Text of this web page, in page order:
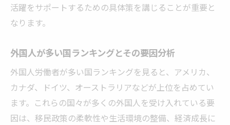
活躍をサポートするための具体策を講じることが重要と
なります。
外国人が多い国ランキングとその要因分析
外国人労働者が多い国ランキングを見ると、アメリカ、
カナダ、ドイツ、オーストラリアなどが上位を占めてい
ます。これらの国々が多くの外国人を受け入れている要
因は、移民政策の柔軟性や生活環境の整備、経済成長に